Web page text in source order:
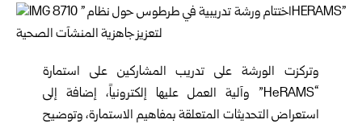
وتركزت الورشة على تدريب المشاركين على استمارة
“HeRAMS” وآلية العمل عليها إلكترونياً، إضافة إلى
استعراض التحديثات المتعلقة بمفاهيم الاستمارة، وتوضيح